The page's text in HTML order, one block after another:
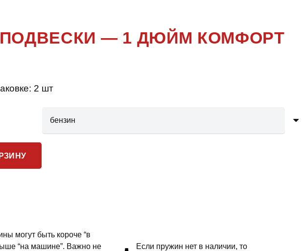
ПОДВЕСКИ — 1 ДЮЙМ КОМФОРТ
2 шт
могут быть короче “в
“на машине”. Важно не
Если пружин нет в наличии, то